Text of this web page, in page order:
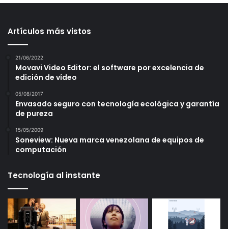
Artículos más vistos
21/06/2022
Movavi Video Editor: el software por excelencia de
edición de vídeo
05/08/2017
Envasado seguro con tecnología ecológica y garantía
de pureza
15/05/2009
Soneview: Nueva marca venezolana de equipos de
computación
Tecnología al instante